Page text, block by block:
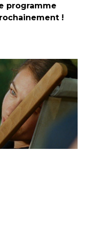
programme
!